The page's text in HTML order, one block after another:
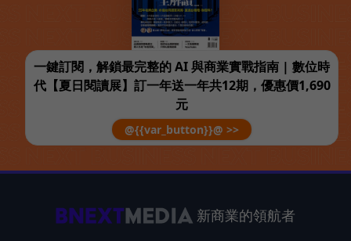
一鍵訂閱，解鎖最完整的 AI 與商業實戰指南 | 數位時
代【夏日閱讀展】訂一年送一年共12期，優惠價1,690
元
@{{var_button}}@ >>
新商業的領航者